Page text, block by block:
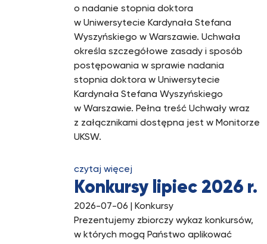
o nadanie stopnia doktora
w Uniwersytecie Kardynała Stefana
Wyszyńskiego w Warszawie. Uchwała
określa szczegółowe zasady i sposób
postępowania w sprawie nadania
stopnia doktora w Uniwersytecie
Kardynała Stefana Wyszyńskiego
w Warszawie. Pełna treść Uchwały wraz
z załącznikami dostępna jest w Monitorze
UKSW.
czytaj więcej
Konkursy lipiec 2026 r.
2026-07-06 | Konkursy
Prezentujemy zbiorczy wykaz konkursów,
w których mogą Państwo aplikować